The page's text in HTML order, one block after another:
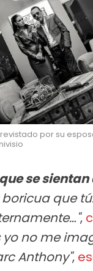
por su
se sientan
que
,
yo no me
Anthony",